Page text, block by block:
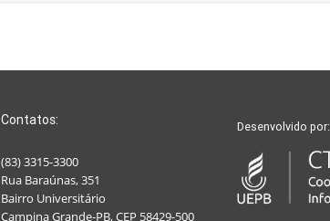
Contatos:
(83) 3315-3300
Rua Baraúnas, 351
Bairro Universitário
Campina Grande-PB, CEP 58429-500
Desenvolvido por: